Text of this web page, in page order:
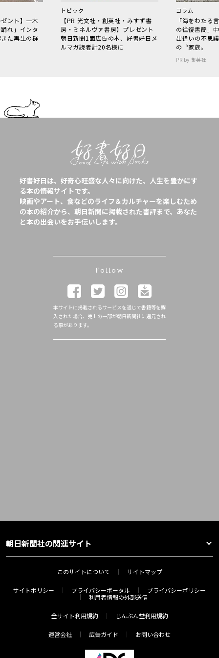
ント】一木
れ」インタ
た再生の群
トピック
【PR 光文社・創英社・みすず書
房・ミネルヴァ書房】プレゼント
朝日新聞1面広告の本、好書好日メ
ルマガ読者計20名様に
コラム
「海をわた
の往復書簡」
出逢いの不思
の〝家族〟
PR by 集英社
好書好日は、好奇心旺盛な人々に向けた、人生を豊かにす
る本の情報サイトです。
映画やアート、食などのライフ＆カルチャーを楽しむため
の本の紹介から、朝日新聞に掲載された書評まで、あなた
と本の出会いをお手伝いします。
Follow
本サイトに掲載されるサービスを通じて書籍等を購
入された場合、売上の一部が朝日新聞社に還元され
る事があります。
朝日新聞社の関連サイト
このサイトについて サイトマップ
サイトポリシー プライバシーポータル
プライバシーポリシー
利用者情報の外部送信
全サイト利用規約 じんぶん堂利用規約
運営会社 広告ガイド お問い合わせ